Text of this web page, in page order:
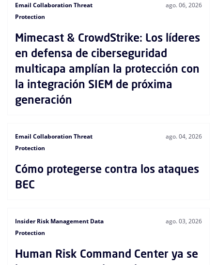
Email Collaboration Threat
Protection
ago. 06, 2026
Mimecast & CrowdStrike: Los líderes
en defensa de ciberseguridad
multicapa amplían la protección con
la integración SIEM de próxima
generación
Email Collaboration Threat
Protection
ago. 04, 2026
Cómo protegerse contra los ataques
BEC
Insider Risk Management Data
Protection
ago. 03, 2026
Human Risk Command Center ya se